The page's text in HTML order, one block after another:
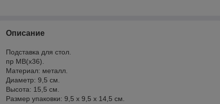
Описание
Подставка для стол.
пр МВ(х36).
Материал: металл.
Диаметр: 9,5 см.
Высота: 15,5 см.
Размер упаковки: 9,5 х 9,5 х 14,5 см.